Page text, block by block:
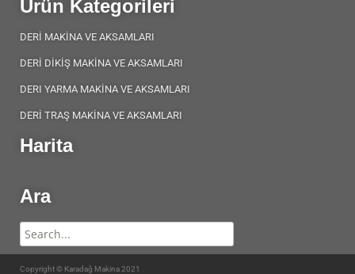
Ürün Kategorileri
DERİ MAKİNA VE AKSAMLARI
DERİ DİKİŞ MAKİNA VE AKSAMLARI
DERI YARMA MAKİNA VE AKSAMLARI
DERİ TRAŞ MAKİNA VE AKSAMLARI
Harita
Ara
Copyright © Karadağ Makina 2021